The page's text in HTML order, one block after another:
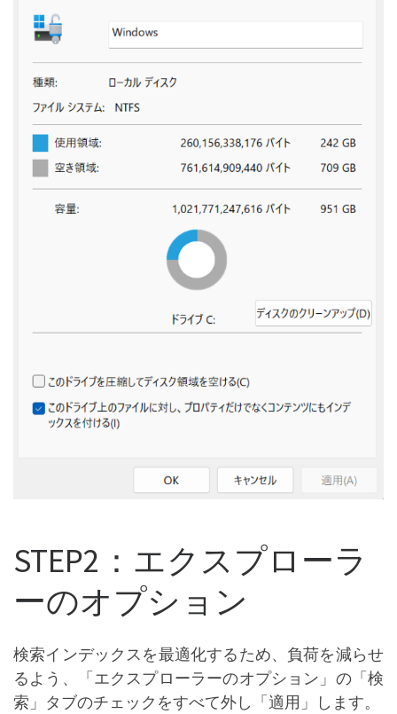
STEP2：エクスプローラ
ーのオプション
検索インデックスを最適化するため、負荷を減らせ
るよう、「エクスプローラーのオプション」の「検
索」タブのチェックをすべて外し「適用」します。